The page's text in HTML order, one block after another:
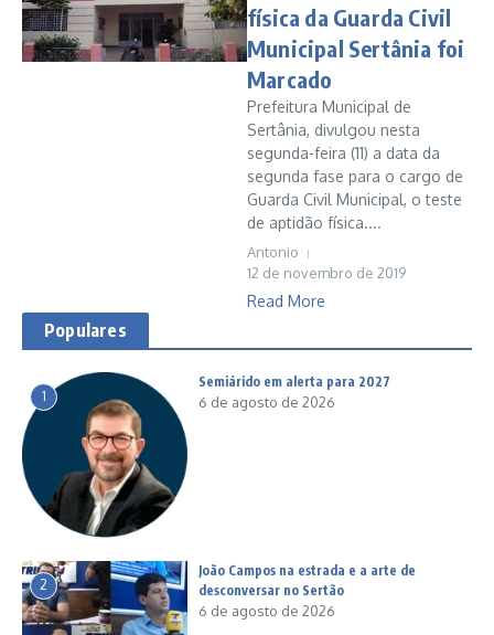
física da Guarda Civil
Municipal Sertânia foi
Marcado
Prefeitura Municipal de
Sertânia, divulgou nesta
segunda-feira (11) a data da
segunda fase para o cargo de
Guarda Civil Municipal, o teste
de aptidão física....
Antonio
12 de novembro de 2019
Read More
Populares
1
Semiárido em alerta para 2027
6 de agosto de 2026
2
João Campos na estrada e a arte de
desconversar no Sertão
6 de agosto de 2026